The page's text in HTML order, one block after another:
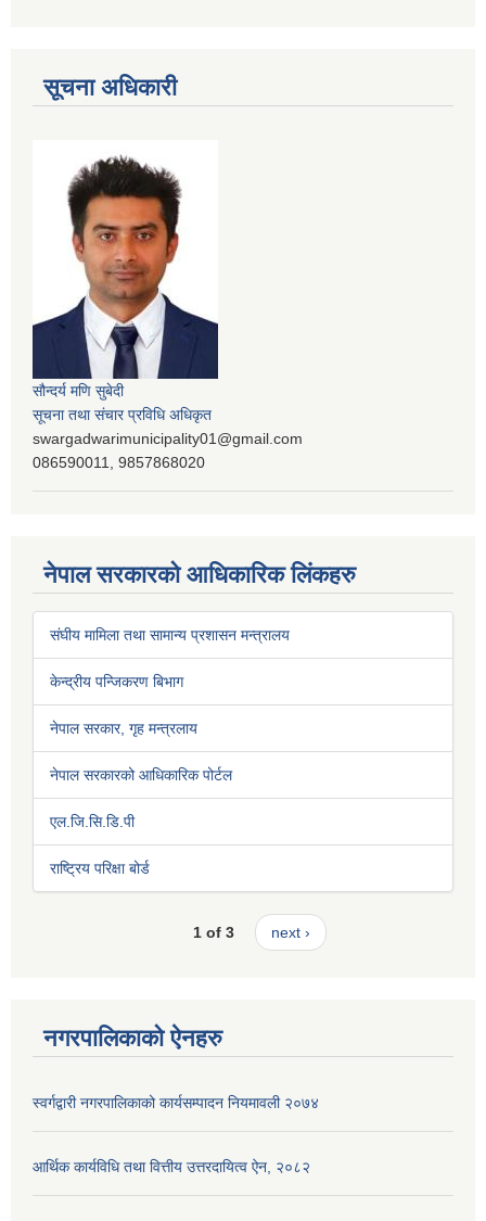
सूचना अधिकारी
सौन्दर्य मणि सुबेदी
सूचना तथा संचार प्रविधि अधिकृत
swargadwarimunicipality01@gmail.com
086590011, 9857868020
नेपाल सरकारको आधिकारिक लिंकहरु
संघीय मामिला तथा सामान्य प्रशासन मन्त्रालय
केन्द्रीय पन्जिकरण बिभाग
नेपाल सरकार, गृह मन्त्रलाय
नेपाल सरकारको आधिकारिक पोर्टल
एल.जि.सि.डि.पी
राष्ट्रिय परिक्षा बोर्ड
1 of 3 next ›
नगरपालिकाको ऐनहरु
स्वर्गद्वारी नगरपालिकाको कार्यसम्पादन नियमावली २०७४
आर्थिक कार्यविधि तथा वित्तीय उत्तरदायित्व ऐन, २०८२